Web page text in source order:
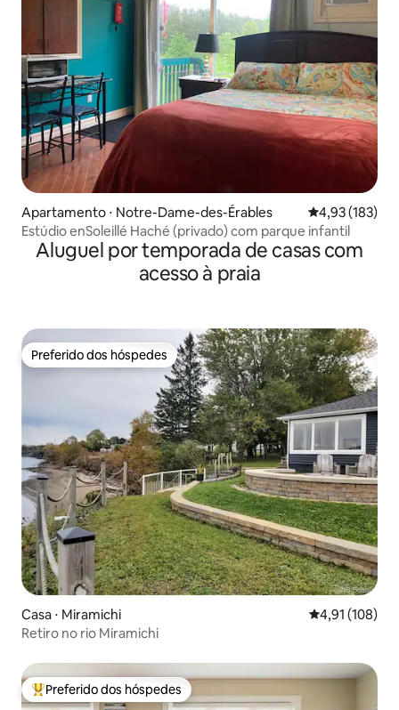
Apartamento ⋅ Notre-Dame-des-Érables 4,93 de uma
4,93 (183)
Estúdio enSoleillé Haché (privado) com parque infantil
Aluguel por temporada de casas com
acesso à praia
Preferido dos hóspedes
Preferido dos hóspedes
Casa ⋅ Miramichi 4,91 de uma
4,91 (108)
Retiro no rio Miramichi
Entre os melhores preferidos dos hóspedes
Preferido dos hóspedes